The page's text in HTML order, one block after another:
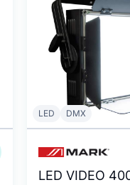
LED DMX
LED VIDEO